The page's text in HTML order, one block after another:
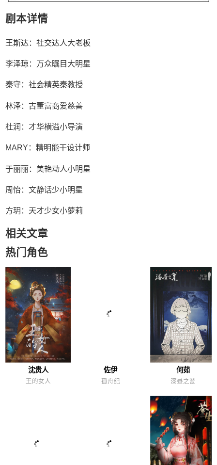
剧本详情
王斯达：社交达人大老板
李泽琼：万众瞩目大明星
秦守：社会精英秦教授
林泽：古董富商爱慈善
杜润：才华横溢小导演
MARY：精明能干设计师
于丽丽：美艳动人小明星
周怡：文静话少小明星
方玥：天才少女小萝莉
相关文章
热门角色
沈贵人
王的女人
佐伊
孤舟纪
何茹
漆昼之瓮